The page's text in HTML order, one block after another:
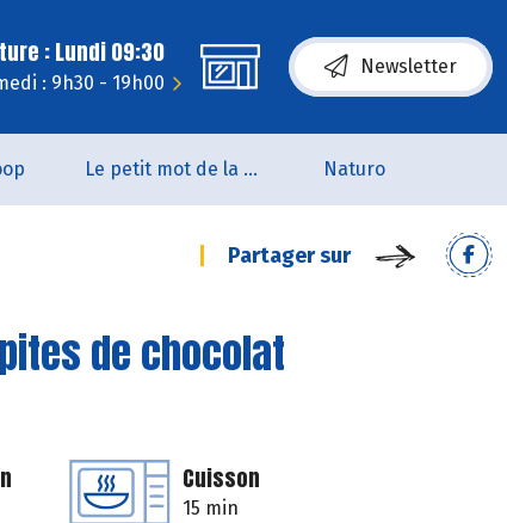
: Lundi 09:30
: 9h30 - 19h00
Newsletter
Le petit mot de la naturo Naturo
Partager sur
de chocolat
Cuisson
15 min